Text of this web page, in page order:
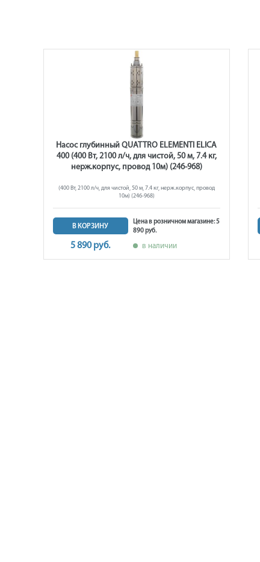
Насос глубинный QUATTRO ELEMENTI ELICA
400 (400 Вт, 2100 л/ч, для чистой, 50 м, 7.4 кг,
нерж.корпус, провод 10м) (246-968)
(400 Вт, 2100 л/ч, для чистой, 50 м, 7.4 кг, нерж.корпус, провод
10м) (246-968)
В КОРЗИНУ
5 890 руб.
Цена в розничном магазине: 5
890 руб.
в наличии